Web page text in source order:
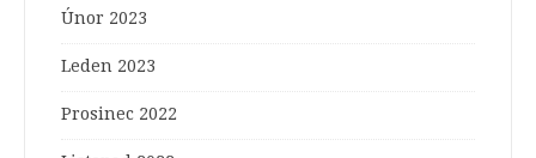
Únor 2023
Leden 2023
Prosinec 2022